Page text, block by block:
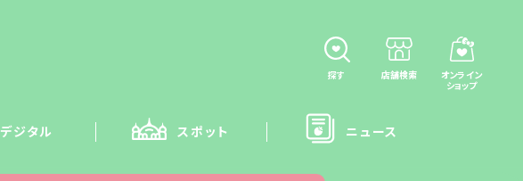
探す 店舗検索
オンライン
ショップ
デジタル スポット ニュース